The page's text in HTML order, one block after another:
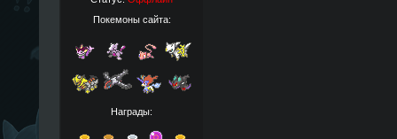
Покемоны сайта:
Награды: